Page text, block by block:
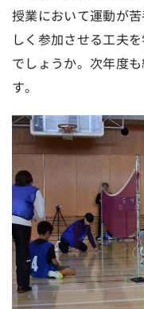
授業において運動が
しく参加させる工夫
でしょうか。次年度
す。